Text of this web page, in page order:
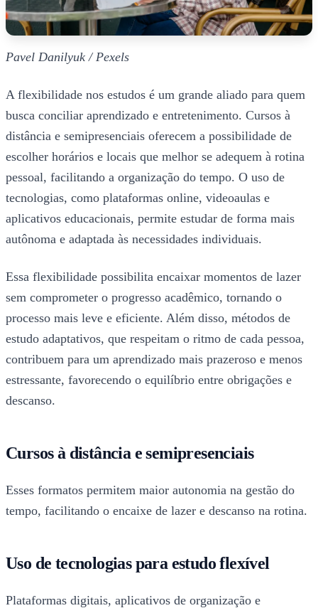
Pavel Danilyuk / Pexels
A flexibilidade nos estudos é um grande aliado para quem
busca conciliar aprendizado e entretenimento. Cursos à
distância e semipresenciais oferecem a possibilidade de
escolher horários e locais que melhor se adequem à rotina
pessoal, facilitando a organização do tempo. O uso de
tecnologias, como plataformas online, videoaulas e
aplicativos educacionais, permite estudar de forma mais
autônoma e adaptada às necessidades individuais.
Essa flexibilidade possibilita encaixar momentos de lazer
sem comprometer o progresso acadêmico, tornando o
processo mais leve e eficiente. Além disso, métodos de
estudo adaptativos, que respeitam o ritmo de cada pessoa,
contribuem para um aprendizado mais prazeroso e menos
estressante, favorecendo o equilíbrio entre obrigações e
descanso.
Cursos à distância e semipresenciais
Esses formatos permitem maior autonomia na gestão do
tempo, facilitando o encaixe de lazer e descanso na rotina.
Uso de tecnologias para estudo flexível
Plataformas digitais, aplicativos de organização e